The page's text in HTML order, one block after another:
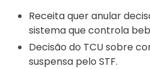
Receita quer anular
sistema que controla
Decisão do TCU sobre
suspensa pelo STF.